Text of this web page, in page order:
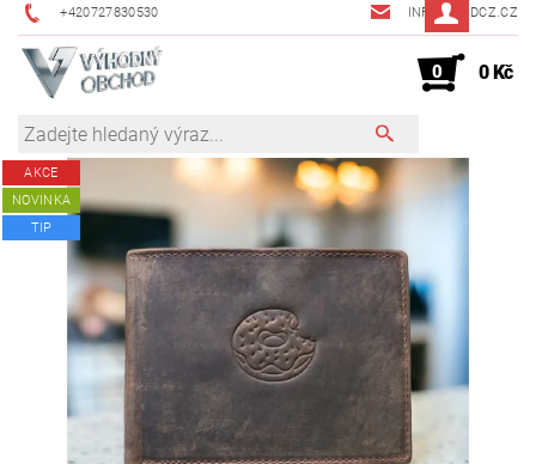
+420727830530 INFO@JMDCZ.CZ
0 0 Kč
AKCE
NOVINKA
TIP